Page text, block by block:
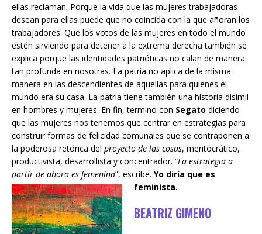
ellas reclaman. Porque la vida que las mujeres trabajadoras
desean para ellas puede que no coincida con la que añoran los
trabajadores. Que los votos de las mujeres en todo el mundo
estén sirviendo para detener a la extrema derecha también se
explica porque las identidades patrióticas no calan de manera
tan profunda en nosotras. La patria no aplica de la misma
manera en las descendientes de aquellas para quienes el
mundo era su casa. La patria tiene también una historia disímil
en hombres y mujeres. En fin, termino con Segato diciendo
que las mujeres nos tenemos que centrar en estrategias para
construir formas de felicidad comunales que se contraponen a
la poderosa retórica del proyecto de las cosas, meritocrático,
productivista, desarrollista y concentrador. “La estrategia a
partir de ahora es femenina”, escribe. Yo diría que es
feminista.
BEATRIZ GIMENO